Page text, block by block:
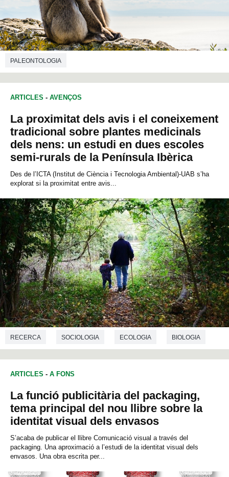
PALEONTOLOGIA
ARTICLES - AVENÇOS
La proximitat dels avis i el coneixement
tradicional sobre plantes medicinals
dels nens: un estudi en dues escoles
semi-rurals de la Península Ibèrica
Des de l’ICTA (Institut de Ciència i Tecnologia Ambiental)-UAB s’ha
explorat si la proximitat entre avis...
RECERCA SOCIOLOGIA ECOLOGIA BIOLOGIA
ARTICLES - A FONS
La funció publicitària del packaging,
tema principal del nou llibre sobre la
identitat visual dels envasos
S’acaba de publicar el llibre Comunicació visual a través del
packaging. Una aproximació a l’estudi de la identitat visual dels
envasos. Una obra escrita per...